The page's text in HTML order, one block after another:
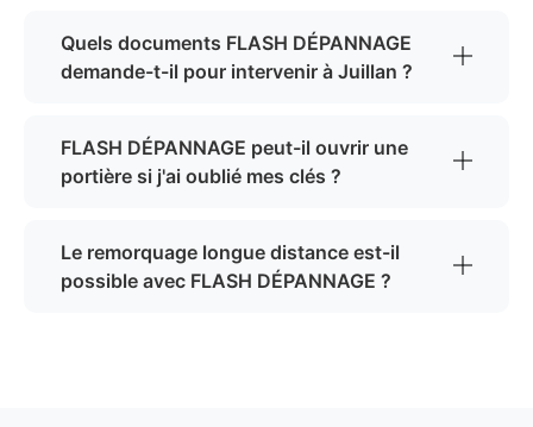
Quels documents FLASH DÉPANNAGE
demande-t-il pour intervenir à Juillan ?
FLASH DÉPANNAGE peut-il ouvrir une
portière si j'ai oublié mes clés ?
Le remorquage longue distance est-il
possible avec FLASH DÉPANNAGE ?